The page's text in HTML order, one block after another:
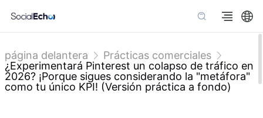
página delantera
Prácticas comerciales
¿Experimentará Pinterest un colapso de tráfico en
2026? ¡Porque sigues considerando la "metáfora"
como tu único KPI! (Versión práctica a fondo)